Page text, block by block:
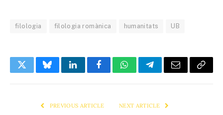
filologia filologia romànica humanitats UB
TwitterBlueskyLinkedInFacebookWhatsAppTelegramEmail Copy
PREVIOUS ARTICLE NEXT ARTICLE